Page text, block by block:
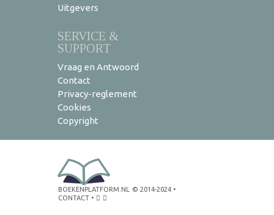
Uitgevers
SERVICE &
SUPPORT
Vraag en Antwoord
Contact
Privacy-reglement
Cookies
Copyright
BOEKENPLATFORM.NL © 2014-2024 •
CONTACT •